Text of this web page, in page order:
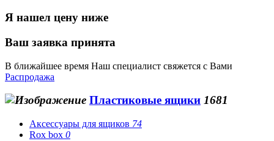
Я нашел цену ниже
Ваш заявка принята
В ближайшее время Наш специалист свяжется с Вами
Распродажа
Пластиковые ящики 1681
Аксессуары для ящиков 74
Rox box 0